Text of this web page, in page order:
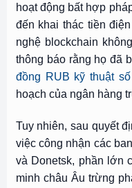
hoạt động bất hợp
đến khai thác tiền
nghệ blockchain
thông báo rằng họ đã
đồng RUB kỹ thuật số
hoạch của ngân hàng
Tuy nhiên, sau quyết
việc công nhận các
và Donetsk, phần lớn
minh châu Âutrừng